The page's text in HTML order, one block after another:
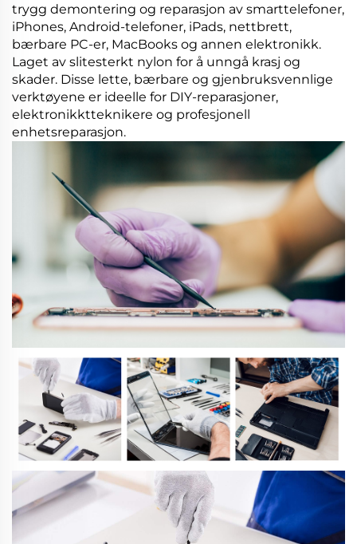
trygg demontering og reparasjon av smarttelefoner,
iPhones, Android-telefoner, iPads, nettbrett,
bærbare PC-er, MacBooks og annen elektronikk.
Laget av slitesterkt nylon for å unngå krasj og
skader. Disse lette, bærbare og gjenbruksvennlige
verktøyene er ideelle for DIY-reparasjoner,
elektronikktteknikere og profesjonell
enhetsreparasjon.